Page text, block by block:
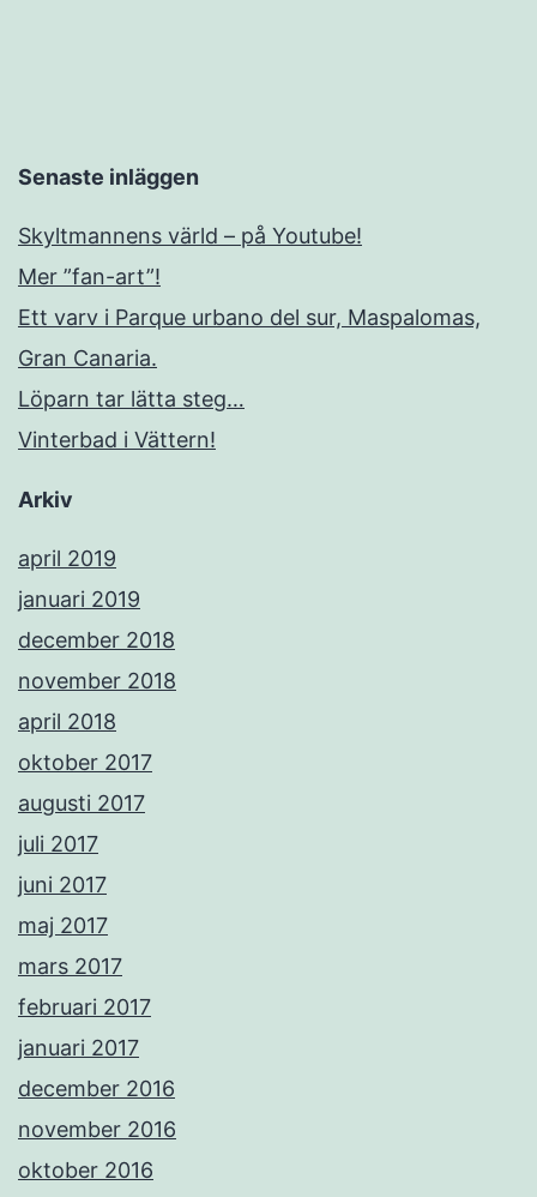
Senaste inläggen
Skyltmannens värld – på Youtube!
Mer ”fan-art”!
Ett varv i Parque urbano del sur, Maspalomas,
Gran Canaria.
Löparn tar lätta steg…
Vinterbad i Vättern!
Arkiv
april 2019
januari 2019
december 2018
november 2018
april 2018
oktober 2017
augusti 2017
juli 2017
juni 2017
maj 2017
mars 2017
februari 2017
januari 2017
december 2016
november 2016
oktober 2016